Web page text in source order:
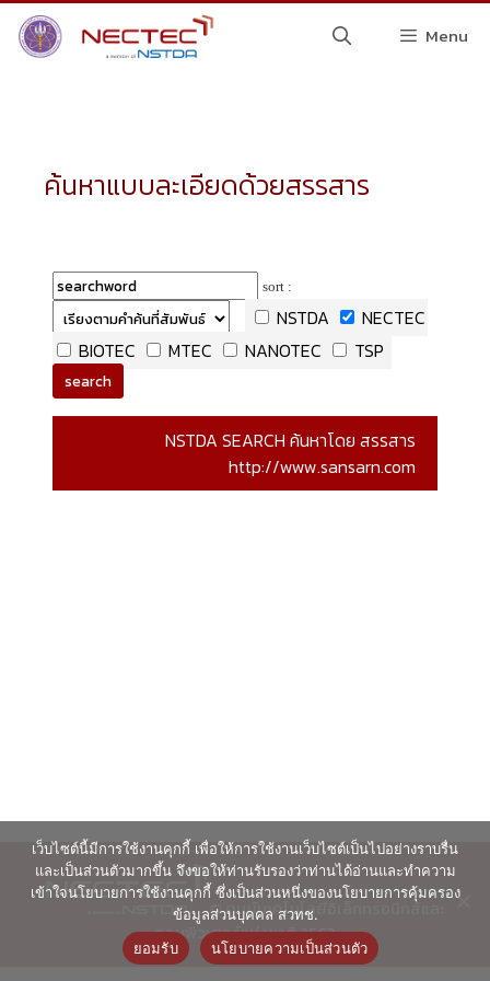
Menu
ค้นหาแบบละเอียดด้วยสรรสาร
© ศูนย์เทคโนโลยีอิเล็กทรอนิกส์และ
คอมพิวเตอร์แห่งชาติ 2563
เว็บไซต์นี้มีการใช้งานคุกกี้ เพื่อให้การใช้งานเว็บไซต์เป็นไปอย่างราบรื่น
และเป็นส่วนตัวมากขึ้น จึงขอให้ท่านรับรองว่าท่านได้อ่านและทำความ
เข้าใจนโยบายการใช้งานคุกกี้ ซึ่งเป็นส่วนหนึ่งของนโยบายการคุ้มครอง
ข้อมูลส่วนบุคคล สวทช.
ยอมรับ
นโยบายความเป็นส่วนตัว